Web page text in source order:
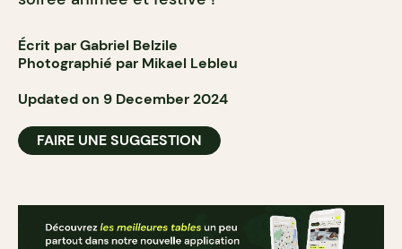
Écrit par Gabriel Belzile
Photographié par Mikael Lebleu
Updated on 9 December 2024
FAIRE UNE SUGGESTION